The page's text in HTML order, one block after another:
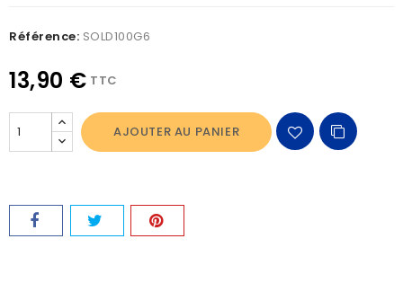
Référence: SOLD100G6
13,90 € TTC
AJOUTER AU PANIER